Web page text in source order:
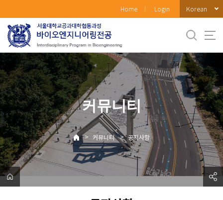
로
메
뉴
Home Login Korean
커뮤니티
> 커뮤니티 > 공지사항